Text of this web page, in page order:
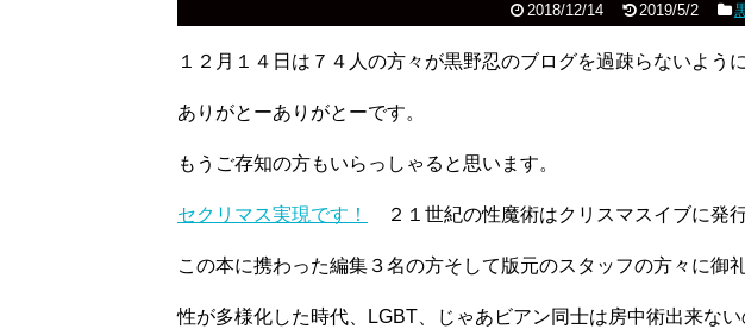
2018/12/14 2019/5/2
１２月１４日は７４人の方々が黒野忍のブログを過疎らないよう
ありがとーありがとーです。
もうご存知の方もいらっしゃると思います。
セクリマス実現です！ ２１世紀の性魔術はクリスマスイブに発行
この本に携わった編集３名の方そして版元のスタッフの方々に御
性が多様化した時代、LGBT、じゃあビアン同士は房中術出来な